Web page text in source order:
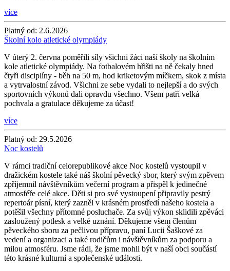
více
Platný od: 2.6.2026
Školní kolo atletické olympiády
V úterý 2. června poměřili síly všichni žáci naší školy na školním
kole atletické olympiády. Na fotbalovém hřišti na ně čekaly hned
čtyři disciplíny - běh na 50 m, hod kriketovým míčkem, skok z místa
a vytrvalostní závod. Všichni ze sebe vydali to nejlepší a do svých
sportovních výkonů dali opravdu všechno. Všem patří velká
pochvala a gratulace děkujeme za účast!
více
Platný od: 29.5.2026
Noc kostelů
V rámci tradiční celorepublikové akce Noc kostelů vystoupil v
dražickém kostele také náš školní pěvecký sbor, který svým zpěvem
zpříjemnil návštěvníkům večerní program a přispěl k jedinečné
atmosféře celé akce. Děti si pro své vystoupení připravily pestrý
repertoár písní, který zazněl v krásném prostředí našeho kostela a
potěšil všechny přítomné posluchače. Za svůj výkon sklidili zpěváci
zasloužený potlesk a velké uznání. Děkujeme všem členům
pěveckého sboru za pečlivou přípravu, paní Lucii Šaškové za
vedení a organizaci a také rodičům i návštěvníkům za podporu a
milou atmosféru. Jsme rádi, že jsme mohli být v naší obci součástí
této krásné kulturní a společenské události.